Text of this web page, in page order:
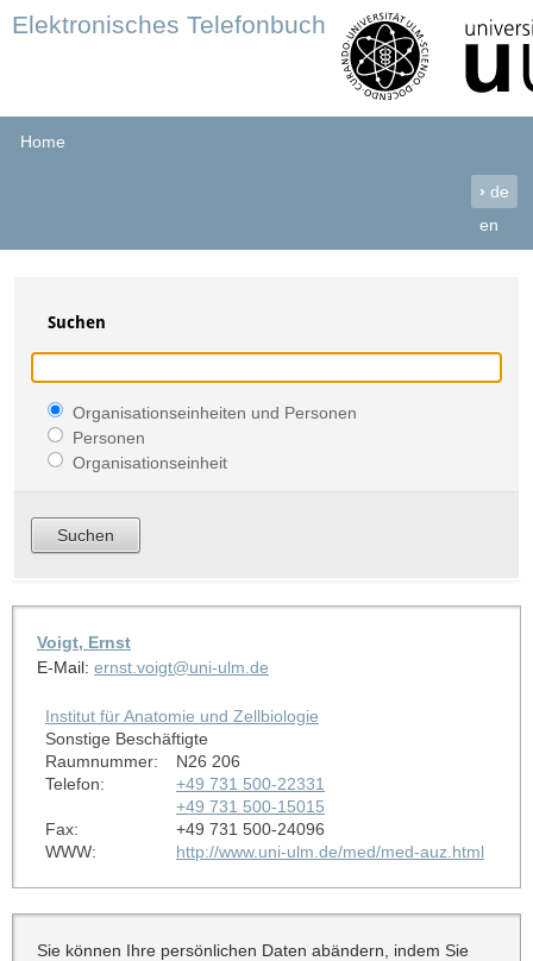
Elektronisches Telefonbuch
Home
› de
en
Suchen
Organisationseinheiten und Personen
Personen
Organisationseinheit
Voigt, Ernst
E-Mail: ernst.voigt@uni-ulm.de
Institut für Anatomie und Zellbiologie
Sonstige Beschäftigte
Raumnummer:
N26 206
Telefon:
+49 731 500-22331
+49 731 500-15015
Fax:
+49 731 500-24096
WWW:
http://www.uni-ulm.de/med/med-auz.html
Sie können Ihre persönlichen Daten abändern, indem Sie